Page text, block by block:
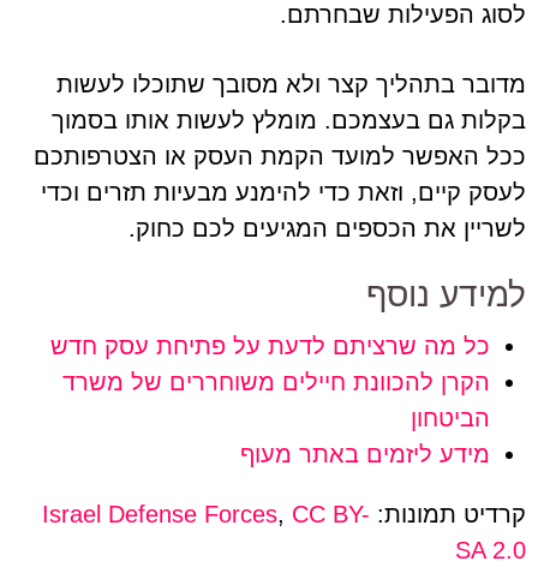
לסוג הפעילות שבחרתם.
מדובר בתהליך קצר ולא מסובך שתוכלו לעשות
בקלות גם בעצמכם. מומלץ לעשות אותו בסמוך
ככל האפשר למועד הקמת העסק או הצטרפותכם
לעסק קיים, וזאת כדי להימנע מבעיות תזרים וכדי
לשריין את הכספים המגיעים לכם כחוק.
למידע נוסף
כל מה שרציתם לדעת על פתיחת עסק חדש
הקרן להכוונת חיילים משוחררים של משרד
הביטחון
מידע ליזמים באתר מעוף
קרדיט תמונות: Israel Defense Forces,CC BY-
SA 2.0